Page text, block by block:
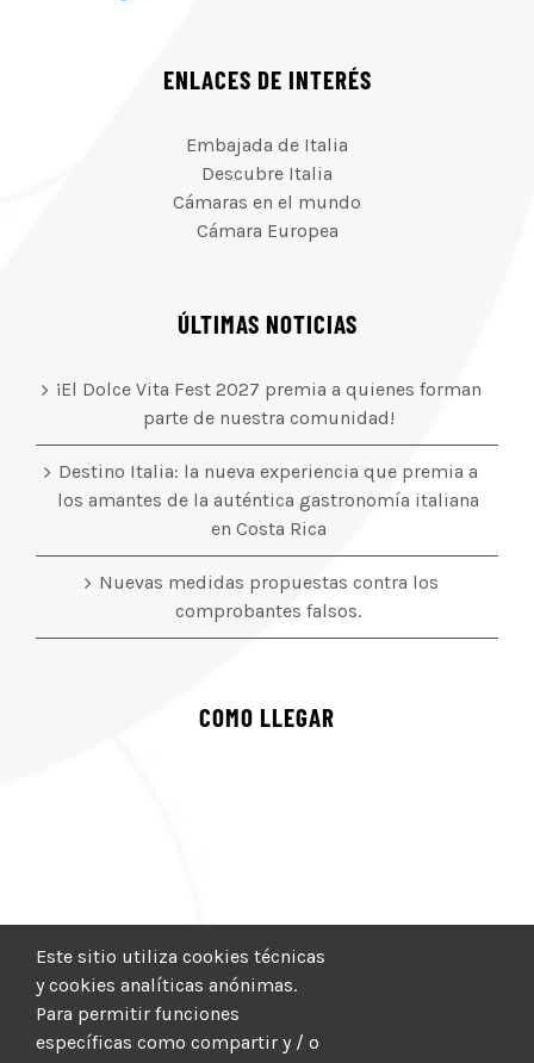
ENLACES DE INTERÉS
Embajada de Italia
Descubre Italia
Cámaras en el mundo
Cámara Europea
ÚLTIMAS NOTICIAS
¡El Dolce Vita Fest 2027 premia a quienes forman
parte de nuestra comunidad!
Destino Italia: la nueva experiencia que premia a
los amantes de la auténtica gastronomía italiana
en Costa Rica
Nuevas medidas propuestas contra los
comprobantes falsos.
COMO LLEGAR
Este sitio utiliza cookies técnicas
y cookies analíticas anónimas.
Para permitir funciones
específicas como compartir y / o